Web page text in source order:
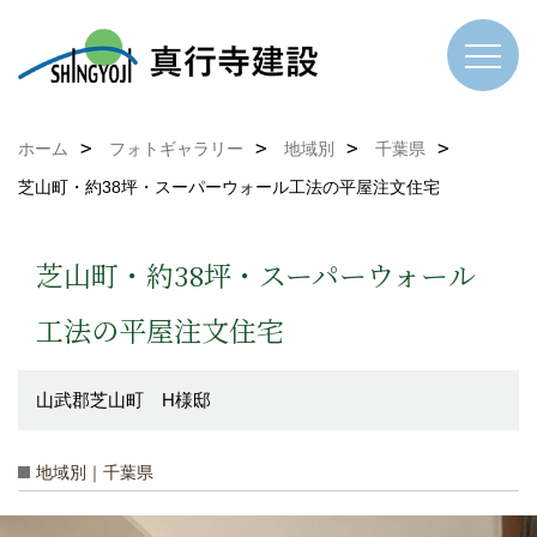
ホーム フォトギャラリー 地域別
千葉県
芝山町・約38坪・スーパーウォール工法の平屋注文住宅
芝山町・約38坪・スーパーウォール
工法の平屋注文住宅
山武郡芝山町 H様邸
地域別｜千葉県